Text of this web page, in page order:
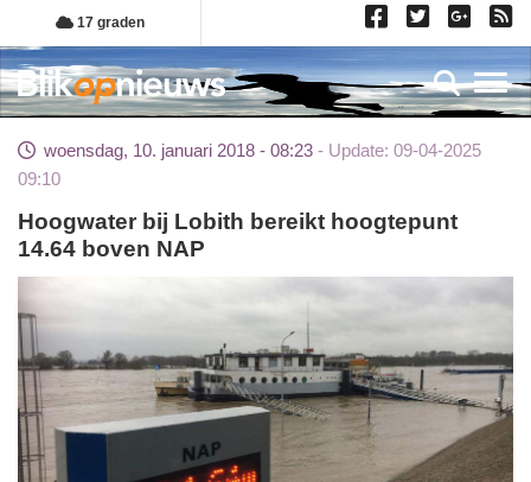
Overslaan
en
naar
de
gaan
17 graden
woensdag, 10. januari 2018 - 08:23
Update: 09-04-2025
09:10
Hoogwater bij Lobith bereikt hoogtepunt
14.64 boven NAP